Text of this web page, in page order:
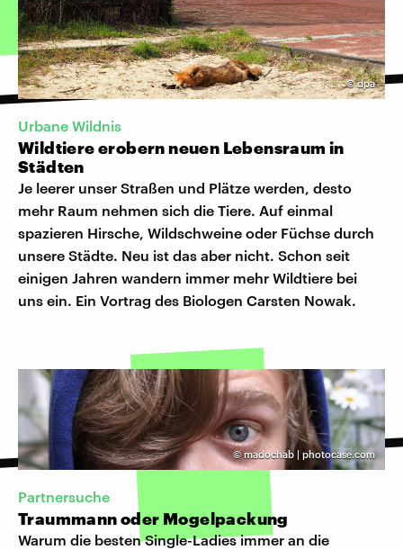
©dpa
Urbane Wildnis
Wildtiere erobern neuen Lebensraum in
Städten
Je leerer unser Straßen und Plätze werden, desto
mehr Raum nehmen sich die Tiere. Auf einmal
spazieren Hirsche, Wildschweine oder Füchse durch
unsere Städte. Neu ist das aber nicht. Schon seit
einigen Jahren wandern immer mehr Wildtiere bei
uns ein. Ein Vortrag des Biologen Carsten Nowak.
©madochab | photocase.com
Partnersuche
Traummann oder Mogelpackung
Warum die besten Single-Ladies immer an die